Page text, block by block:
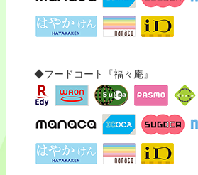
◆フードコート『福々庵』